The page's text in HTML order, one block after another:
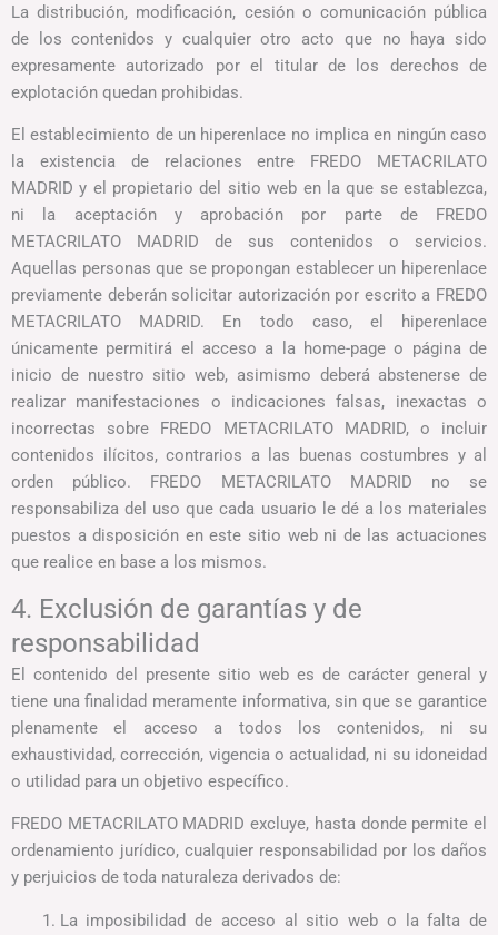
La distribución, modificación, cesión o comunicación pública
de los contenidos y cualquier otro acto que no haya sido
expresamente autorizado por el titular de los derechos de
explotación quedan prohibidas.
El establecimiento de un hiperenlace no implica en ningún caso
la existencia de relaciones entre FREDO METACRILATO
MADRID y el propietario del sitio web en la que se establezca,
ni la aceptación y aprobación por parte de FREDO
METACRILATO MADRID de sus contenidos o servicios.
Aquellas personas que se propongan establecer un hiperenlace
previamente deberán solicitar autorización por escrito a FREDO
METACRILATO MADRID. En todo caso, el hiperenlace
únicamente permitirá el acceso a la home-page o página de
inicio de nuestro sitio web, asimismo deberá abstenerse de
realizar manifestaciones o indicaciones falsas, inexactas o
incorrectas sobre FREDO METACRILATO MADRID, o incluir
contenidos ilícitos, contrarios a las buenas costumbres y al
orden público. FREDO METACRILATO MADRID no se
responsabiliza del uso que cada usuario le dé a los materiales
puestos a disposición en este sitio web ni de las actuaciones
que realice en base a los mismos.
4. Exclusión de garantías y de
responsabilidad
El contenido del presente sitio web es de carácter general y
tiene una finalidad meramente informativa, sin que se garantice
plenamente el acceso a todos los contenidos, ni su
exhaustividad, corrección, vigencia o actualidad, ni su idoneidad
o utilidad para un objetivo específico.
FREDO METACRILATO MADRID excluye, hasta donde permite el
ordenamiento jurídico, cualquier responsabilidad por los daños
y perjuicios de toda naturaleza derivados de:
La imposibilidad de acceso al sitio web o la falta de